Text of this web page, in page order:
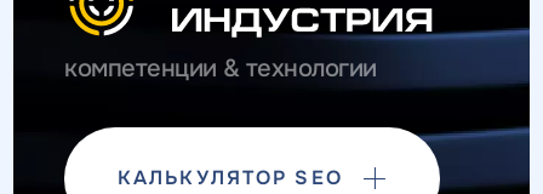
компетенции & технологии
КАЛЬКУЛЯТОР SEO